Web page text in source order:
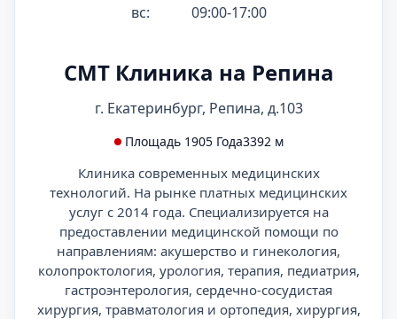
вс:
09:00-17:00
СМТ Клиника на Репина
г. Екатеринбург, Репина, д.103
Площадь 1905 Года3392 м
Клиника современных медицинских
технологий. На рынке платных медицинских
услуг с 2014 года. Специализируется на
предоставлении медицинской помощи по
направлениям: акушерство и гинекология,
колопроктология, урология, терапия, педиатрия,
гастроэнтерология, сердечно-сосудистая
хирургия, травматология и ортопедия, хирургия,